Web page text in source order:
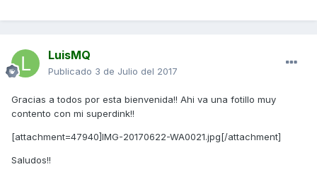
LuisMQ
Publicado 3 de Julio del 2017
Gracias a todos por esta bienvenida!! Ahi va una fotillo muy
contento con mi superdink!!
[attachment=47940]IMG-20170622-WA0021.jpg[/attachment]
Saludos!!